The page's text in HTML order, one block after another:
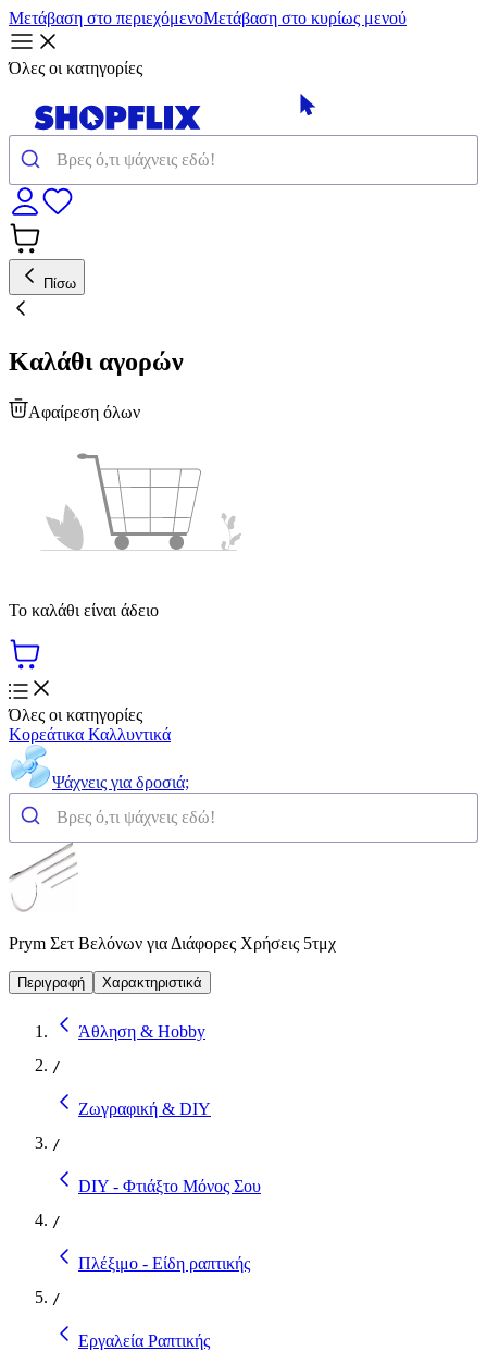
Μετάβαση στο περιεχόμενοΜετάβαση στο κυρίως μενού
Όλες οι κατηγορίες
Πίσω
Καλάθι αγορών
Αφαίρεση όλων
Το καλάθι είναι άδειο
Όλες οι κατηγορίες
Κορεάτικα Καλλυντικά
Ψάχνεις για δροσιά;
Prym Σετ Βελόνων για Διάφορες Χρήσεις 5τμχ
Περιγραφή Χαρακτηριστικά
Άθληση & Hobby
/
Ζωγραφική & DIY
/
DIY - Φτιάξτο Μόνος Σου
/
Πλέξιμο - Είδη ραπτικής
/
Εργαλεία Ραπτικής